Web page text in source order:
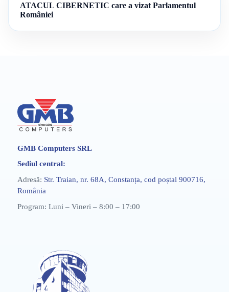
ATACUL CIBERNETIC care a vizat Parlamentul
României
GMB Computers SRL
Sediul central:
Adresă: Str. Traian, nr. 68A, Constanța, cod poștal 900716,
România
Program: Luni – Vineri – 8:00 – 17:00